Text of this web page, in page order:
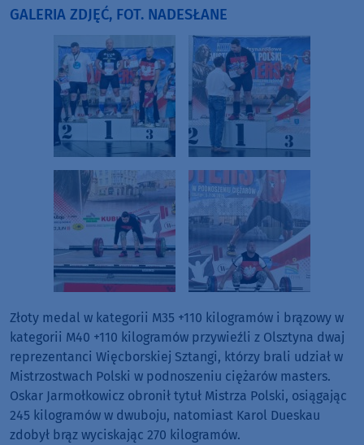
GALERIA ZDJĘĆ, FOT. NADESŁANE
Złoty medal w kategorii M35 +110 kilogramów i brązowy w
kategorii M40 +110 kilogramów przywieźli z Olsztyna dwaj
reprezentanci Więcborskiej Sztangi, którzy brali udział w
Mistrzostwach Polski w podnoszeniu ciężarów masters.
Oskar Jarmołkowicz obronił tytuł Mistrza Polski, osiągając
245 kilogramów w dwuboju, natomiast Karol Dueskau
zdobył brąz wyciskając 270 kilogramów.